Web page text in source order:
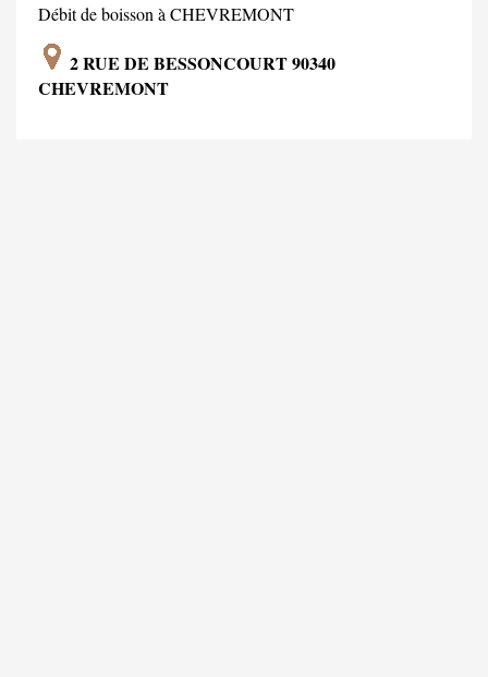
Débit de boisson à CHEVREMONT
2 RUE DE BESSONCOURT 90340
CHEVREMONT